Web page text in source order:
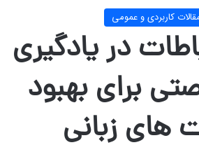
کاربردی و عمومی
در یادگیری
برای بهبود
های زبانی